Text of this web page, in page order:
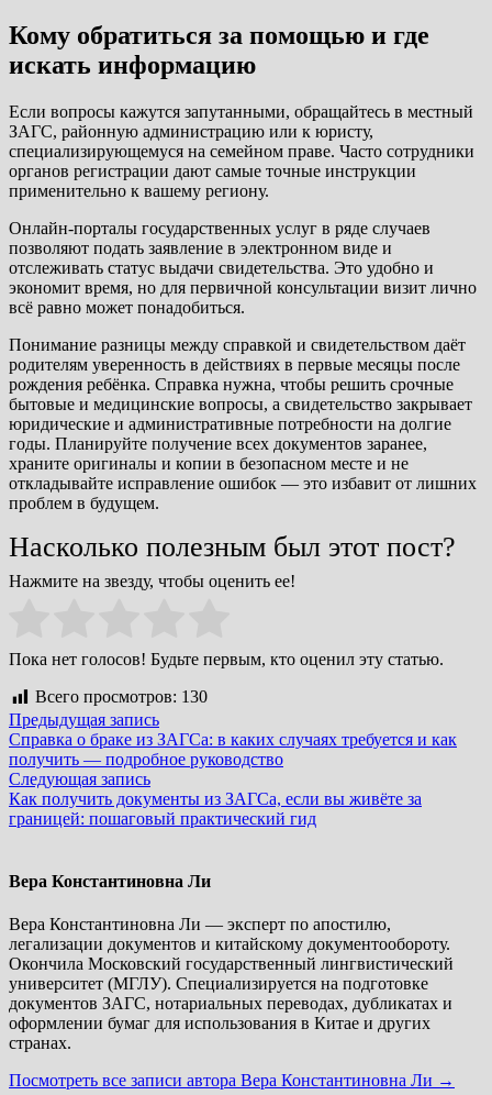
Кому обратиться за помощью и где
искать информацию
Если вопросы кажутся запутанными, обращайтесь в местный
ЗАГС, районную администрацию или к юристу,
специализирующемуся на семейном праве. Часто сотрудники
органов регистрации дают самые точные инструкции
применительно к вашему региону.
Онлайн-порталы государственных услуг в ряде случаев
позволяют подать заявление в электронном виде и
отслеживать статус выдачи свидетельства. Это удобно и
экономит время, но для первичной консультации визит лично
всё равно может понадобиться.
Понимание разницы между справкой и свидетельством даёт
родителям уверенность в действиях в первые месяцы после
рождения ребёнка. Справка нужна, чтобы решить срочные
бытовые и медицинские вопросы, а свидетельство закрывает
юридические и административные потребности на долгие
годы. Планируйте получение всех документов заранее,
храните оригиналы и копии в безопасном месте и не
откладывайте исправление ошибок — это избавит от лишних
проблем в будущем.
Насколько полезным был этот пост?
Нажмите на звезду, чтобы оценить ее!
Пока нет голосов! Будьте первым, кто оценил эту статью.
Всего просмотров: 130
Навигация
по
записям
Предыдущая записьПредыдущая
запись:
Справка о браке из ЗАГСа: в каких случаях требуется и как
получить — подробное руководство
Следующая записьСледующая
запись:
Как получить документы из ЗАГСа, если вы живёте за
границей: пошаговый практический гид
Вера Константиновна Ли
Вера Константиновна Ли — эксперт по апостилю,
легализации документов и китайскому документообороту.
Окончила Московский государственный лингвистический
университет (МГЛУ). Специализируется на подготовке
документов ЗАГС, нотариальных переводах, дубликатах и
оформлении бумаг для использования в Китае и других
странах.
Посмотреть все записи автора Вера Константиновна Ли →